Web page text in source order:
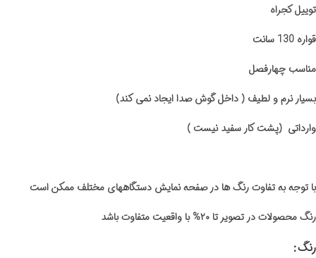
توییل کجراه
قواره 130 سانت
مناسب چهارفصل
بسیار نرم و لطیف ( داخل گوش صدا ایجاد نمی کند)
وارداتی (پشت کار سفید نیست )
با توجه به تفاوت رنگ ها در صفحه نمایش دستگاههای مختلف ممکن است
رنگ محصولات در تصویر تا ۲۰% با واقعیت متفاوت باشد
رنگ